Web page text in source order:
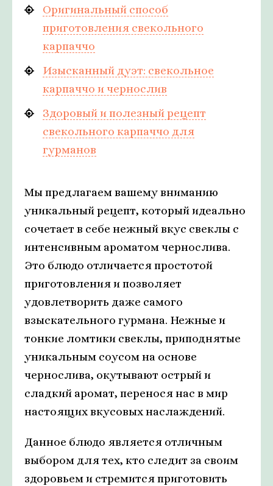
Оригинальный способ
приготовления свекольного
карпаччо
Изысканный дуэт: свекольное
карпаччо и чернослив
Здоровый и полезный рецепт
свекольного карпаччо для
гурманов
Мы предлагаем вашему вниманию
уникальный рецепт, который идеально
сочетает в себе нежный вкус свеклы с
интенсивным ароматом чернослива.
Это блюдо отличается простотой
приготовления и позволяет
удовлетворить даже самого
взыскательного гурмана. Нежные и
тонкие ломтики свеклы, приподнятые
уникальным соусом на основе
чернослива, окутывают острый и
сладкий аромат, перенося нас в мир
настоящих вкусовых наслаждений.
Данное блюдо является отличным
выбором для тех, кто следит за своим
здоровьем и стремится приготовить